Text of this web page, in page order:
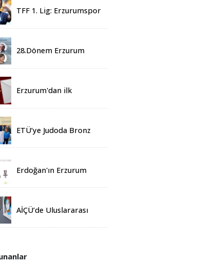
TFF 1. Lig: Erzurumspor
28.Dönem Erzurum
Erzurum'dan ilk
ETÜ’ye Judoda Bronz
Erdoğan'ın Erzurum
rekoru kırıldı
AİÇÜ’de Uluslararası
Açıldı